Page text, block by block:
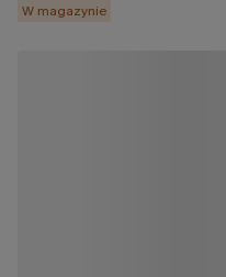
W magazynie